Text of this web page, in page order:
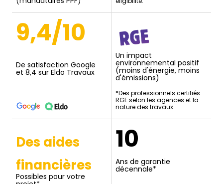
9,4/10
De satisfaction Google
et 8,4 sur Eldo Travaux
Un impact
environnemental positif
(moins d'énergie, moins
d'émissions)
*Des professionnels certifiés
RGE selon les agences et la
nature des travaux
Des aides
financières
Possibles pour votre
10
Ans de garantie
décennale*